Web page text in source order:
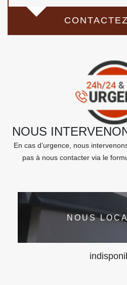
NOUS
En cas d’urgence, nous
pas à nous contacter via le
NOUS